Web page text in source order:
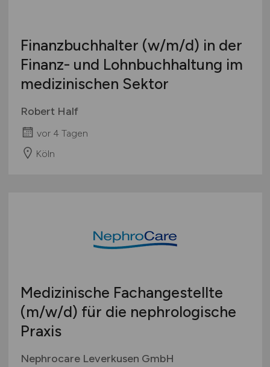
Finanzbuchhalter (w/m/d) in der
Finanz- und Lohnbuchhaltung im
medizinischen Sektor
Robert Half
vor 4 Tagen
Köln
Medizinische Fachangestellte
(m/w/d) für die nephrologische
Praxis
Nephrocare Leverkusen GmbH